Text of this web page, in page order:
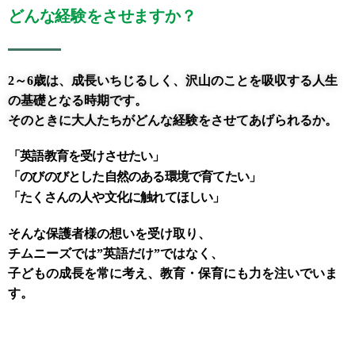
どんな経験をさせますか？
2～6歳は、成長いちじるしく、沢山のことを吸収する人生
の基礎となる時期です。
そのときに大人たちがどんな経験をさせてあげられるか。
「英語教育を受けさせたい」
「のびのびとした自然のある環境で育てたい」
「たくさんの人や文化に触れてほしい」
そんな保護者様の想いを受け取り、
チムニーズでは”英語だけ”ではなく、
子どもの成長を常に考え、教育・保育にも力を注いでいま
す。